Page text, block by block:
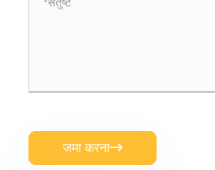
जमा करना